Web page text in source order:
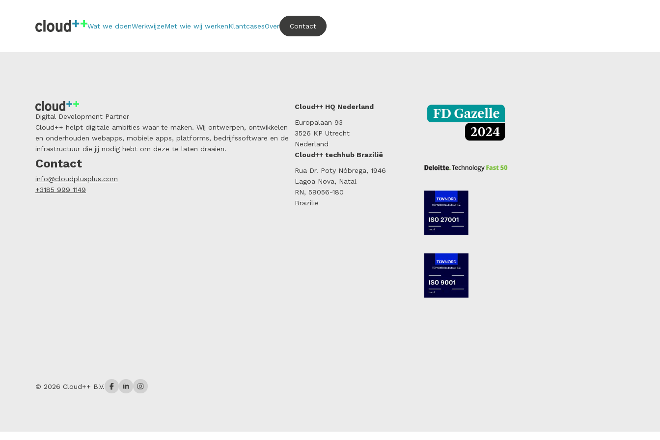
Wat we doenWerkwijzeMet wie wij werkenKlantcasesOver Contact
Digital Development Partner
Cloud++ helpt digitale ambities waar te maken. Wij ontwerpen, ontwikkelen
en onderhouden webapps, mobiele apps, platforms, bedrijfssoftware en de
infrastructuur die jij nodig hebt om deze te laten draaien.
Contact
info@cloudplusplus.com
+3185 999 1149
Cloud++ HQ Nederland
Europalaan 93
3526 KP Utrecht
Nederland
Cloud++ techhub Brazilië
Rua Dr. Poty Nóbrega, 1946
Lagoa Nova, Natal
RN, 59056-180
Brazilië
© 2026 Cloud++ B.V.